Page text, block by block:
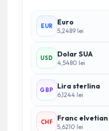
EUR Euro
5,2489 lei
USD Dolar SUA
4,5480 lei
GBP Lira sterlina
6,1244 lei
CHF Franc elvetian
5,6210 lei